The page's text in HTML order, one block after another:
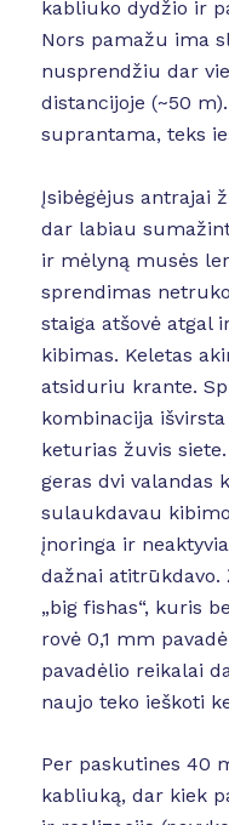
kabliuko dydžio ir
Nors pamažu ima
nusprendžiu dar
distancijoje (~50
suprantama, teks
Įsibėgėjus antrajai
dar labiau
ir mėlyną musės
sprendimas
staiga atšovė atgal
kibimas. Keletas
atsiduriu krante.
kombinacija
keturias žuvis
geras dvi valandas
sulaukdavau
įnoringa ir
dažnai atitrūkdavo.
„big fishas“, kuris
rovė 0,1 mm
pavadėlio reikalai
naujo teko ieškoti
Per paskutines 40
kabliuką, dar kiek